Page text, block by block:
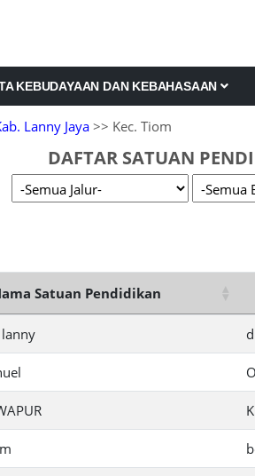
KEBUDAYAAN DAN KEBAHASAAN
Lanny Jaya >> Kec. Tiom
DAFTAR SATUAN
Satuan Pendidikan